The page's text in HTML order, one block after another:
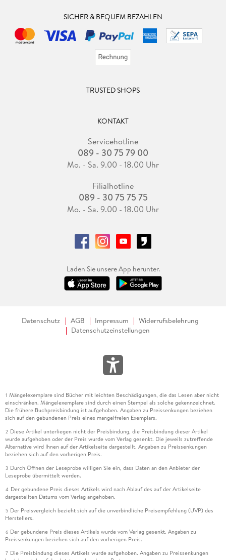
SICHER & BEQUEM BEZAHLEN
TRUSTED SHOPS
KONTAKT
Servicehotline
089 - 30 75 79 00
Mo. - Sa. 9.00 - 18.00 Uhr
Filialhotline
089 - 30 75 75 75
Mo. - Sa. 9.00 - 18.00 Uhr
Laden Sie unsere App herunter.
Datenschutz AGB Impressum
Widerrufsbelehrung
Datenschutzeinstellungen
1 Mängelexemplare sind Bücher mit leichten Beschädigungen, die das Lesen aber nicht
einschränken. Mängelexemplare sind durch einen Stempel als solche gekennzeichnet.
Die frühere Buchpreisbindung ist aufgehoben. Angaben zu Preissenkungen beziehen
sich auf den gebundenen Preis eines mangelfreien Exemplars.
2 Diese Artikel unterliegen nicht der Preisbindung, die Preisbindung dieser Artikel
wurde aufgehoben oder der Preis wurde vom Verlag gesenkt. Die jeweils zutreffende
Alternative wird Ihnen auf der Artikelseite dargestellt. Angaben zu Preissenkungen
beziehen sich auf den vorherigen Preis.
3 Durch Öffnen der Leseprobe willigen Sie ein, dass Daten an den Anbieter der
Leseprobe übermittelt werden.
4 Der gebundene Preis dieses Artikels wird nach Ablauf des auf der Artikelseite
dargestellten Datums vom Verlag angehoben.
5 Der Preisvergleich bezieht sich auf die unverbindliche Preisempfehlung (UVP) des
Herstellers.
6 Der gebundene Preis dieses Artikels wurde vom Verlag gesenkt. Angaben zu
Preissenkungen beziehen sich auf den vorherigen Preis.
7 Die Preisbindung dieses Artikels wurde aufgehoben. Angaben zu Preissenkungen